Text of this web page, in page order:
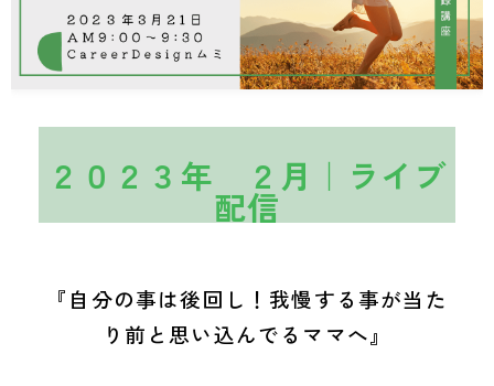
２０２３年 ２月｜ライブ
配信
『自分の事は後回し！我慢する事が当た
り前と思い込んでるママへ』